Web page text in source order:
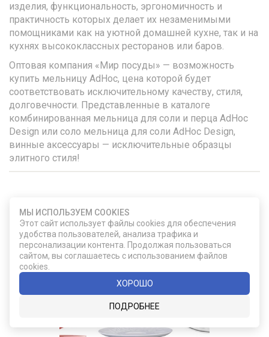
изделия, функциональность, эргономичность и
практичность которых делает их незаменимыми
помощниками как на уютной домашней кухне, так и на
кухнях высококлассных ресторанов или баров.
Оптовая компания «Мир посуды» — возможность
купить мельницу AdHoc, цена которой будет
соответствовать исключительному качеству, стиля,
долговечности. Представленные в каталоге
комбинированная мельница для соли и перца AdHoc
Design или соло мельница для соли AdHoc Design,
винные аксессуары — исключительные образцы
элитного стиля!
УДАЧНЫЙ ВЫБОР
МЫ ИСПОЛЬЗУЕМ COOKIES
Этот сайт использует файлы cookies для обеспечения
удобства пользователей, анализа трафика и
персонализации контента. Продолжая пользоваться
сайтом, вы соглашаетесь с использованием файлов
cookies.
ХОРОШО
ПОДРОБНЕЕ